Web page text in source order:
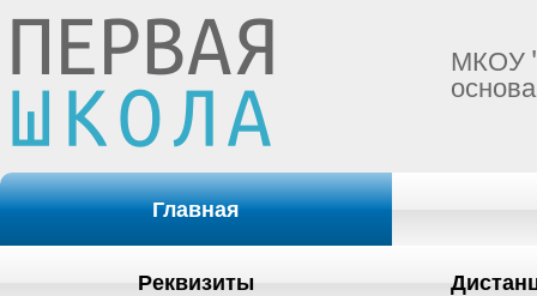
МКОУ
Главная
Реквизиты